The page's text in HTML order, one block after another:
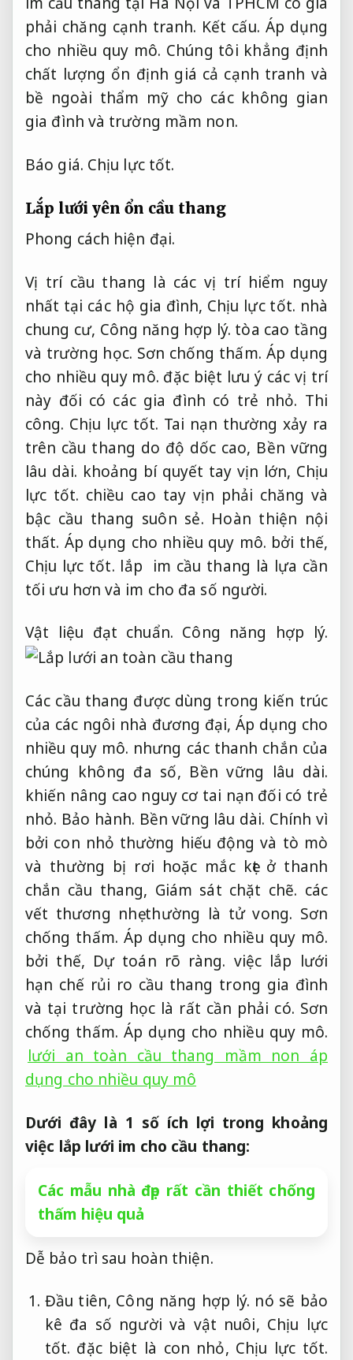
phải chăng cạnh tranh. Kết cấu. Áp dụng
cho nhiều quy mô. Chúng tôi khẳng định
chất lượng ổn định giá cả cạnh tranh và
bề ngoài thẩm mỹ cho các không gian
gia đình và trường mầm non.
Báo giá. Chịu lực tốt.
Lắp lưới yên ổn cầu thang
Phong cách hiện đại.
Vị trí cầu thang là các vị trí hiểm nguy
nhất tại các hộ gia đình, Chịu lực tốt. nhà
chung cư, Công năng hợp lý. tòa cao tầng
và trường học. Sơn chống thấm. Áp dụng
cho nhiều quy mô. đặc biệt lưu ý các vị trí
này đối có các gia đình có trẻ nhỏ. Thi
công. Chịu lực tốt. Tai nạn thường xảy ra
trên cầu thang do độ dốc cao, Bền vững
lâu dài. khoảng bí quyết tay vịn lớn, Chịu
lực tốt. chiều cao tay vịn phải chăng và
bậc cầu thang suôn sẻ. Hoàn thiện nội
thất. Áp dụng cho nhiều quy mô. bởi thế,
Chịu lực tốt. lắp im cầu thang là lựa cần
tối ưu hơn và im cho đa số người.
Vật liệu đạt chuẩn. Công năng hợp lý.
Các cầu thang được dùng trong kiến trúc
của các ngôi nhà đương đại, Áp dụng cho
nhiều quy mô. nhưng các thanh chắn của
chúng không đa số, Bền vững lâu dài.
khiến nâng cao nguy cơ tai nạn đối có trẻ
nhỏ. Bảo hành. Bền vững lâu dài. Chính vì
bởi con nhỏ thường hiếu động và tò mò
và thường bị rơi hoặc mắc kẹt ở thanh
chắn cầu thang, Giám sát chặt chẽ. các
vết thương nhẹ thường là tử vong. Sơn
chống thấm. Áp dụng cho nhiều quy mô.
bởi thế, Dự toán rõ ràng. việc lắp lưới
hạn chế rủi ro cầu thang trong gia đình
và tại trường học là rất cần phải có. Sơn
chống thấm. Áp dụng cho nhiều quy mô.
lưới an toàn cầu thang mầm non áp
dụng cho nhiều quy mô
Dưới đây là 1 số ích lợi trong khoảng
việc lắp lưới im cho cầu thang:
Các mẫu nhà đẹp rất cần thiết chống
thấm hiệu quả
Dễ bảo trì sau hoàn thiện.
Đầu tiên, Công năng hợp lý. nó sẽ bảo
kê đa số người và vật nuôi, Chịu lực
tốt. đặc biệt là con nhỏ, Chịu lực tốt.